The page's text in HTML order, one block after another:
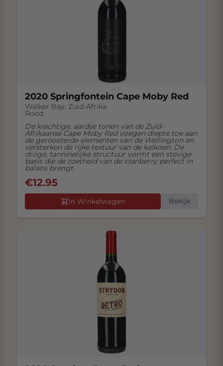
2020 Springfontein Cape Moby Red
Walker Bay, Zuid-Afrika
Rood
De krachtige, aardse tonen van de Zuid-
Afrikaanse Cape Moby Red voegen diepte toe aan
de geroosterde elementen van de Wellington en
versterken de rijke textuur van de kalkoen. De
droge, tanninerijke structuur vormt een stevige
basis die de zoetheid van de cranberry perfect in
balans brengt.
€12.95
In Winkelwagen Bekijk